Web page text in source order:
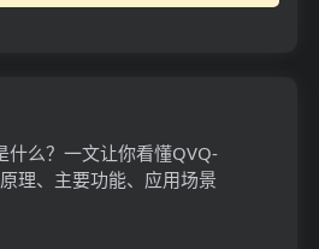
什么？一文让你看懂QVQ-
理、主要功能、应用场景